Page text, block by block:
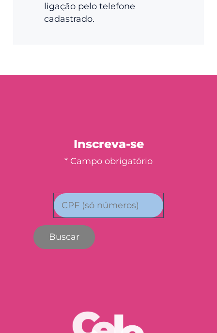
ligação pelo telefone
cadastrado.
Inscreva-se
* Campo obrigatório
Buscar